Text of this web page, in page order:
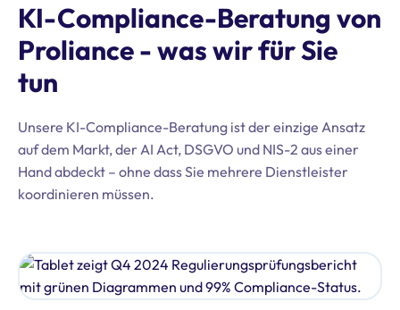
KI-Compliance-Beratung von
Proliance - was wir für Sie
tun
Unsere KI-Compliance-Beratung ist der einzige Ansatz
auf dem Markt, der AI Act, DSGVO und NIS-2 aus einer
Hand abdeckt – ohne dass Sie mehrere Dienstleister
koordinieren müssen.